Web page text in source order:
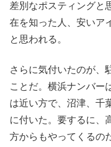
差別なポスティングと
在を知った人、安いア
と思われる。
さらに気付いたのが、
ことだ。横浜ナンバー
は近い方で、沼津、千
に付いた。要するに、
方からもやってくるの